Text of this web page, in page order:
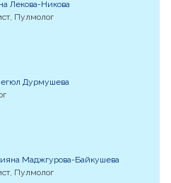
Лекова-Никова
Пулмолог
Дурмушева
Маджгурова-Байкушева
Пулмолог